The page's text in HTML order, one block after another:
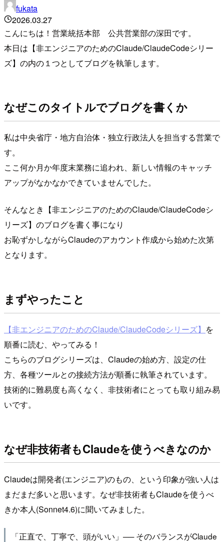
fukata
2026.03.27
こんにちは！営業統括本部 公共営業部の深田です。
本日は【非エンジニアのためのClaude/ClaudeCodeシリー
ズ】の内の１つとしてブログを執筆します。
なぜこのタイトルでブログを書くか
私は中央省庁・地方自治体・独立行政法人を担当する営業で
す。
ここ何か月か年度末業務に追われ、新しい情報のキャッチ
アップがなかなかできていませんでした。
そんなとき【非エンジニアのためのClaude/ClaudeCodeシ
リーズ】のブログを書く事になり
お恥ずかしながらClaudeのアカウント作成から始めた次第
となります。
まずやったこと
【非エンジニアのためのClaude/ClaudeCodeシリーズ】 を
順番に読む、やってみる！
こちらのブログシリーズは、Claudeの始め方、設定の仕
方、各種ツールとの接続方法が順番に執筆されています。
技術的に難易度も高くなく、非技術者にとっても取り組み易
いです。
なぜ非技術者もClaudeを使うべきなのか
Claudeは開発者(エンジニア)のもの、という印象が強い人は
まだまだ多いと思います。なぜ非技術者もClaudeを使うべ
きか本人(Sonnet4.6)に聞いてみました。
「正直で、丁寧で、頭がいい」── そのバランスがClaude